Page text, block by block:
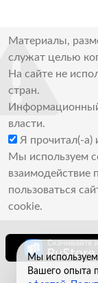
Материалы,
служат целью
На сайте не
стран.
власти.
Я прочитал(-а)
Мы используем
взаимодействие
пользоваться
cookie.
Мы используем
Вашего опыта